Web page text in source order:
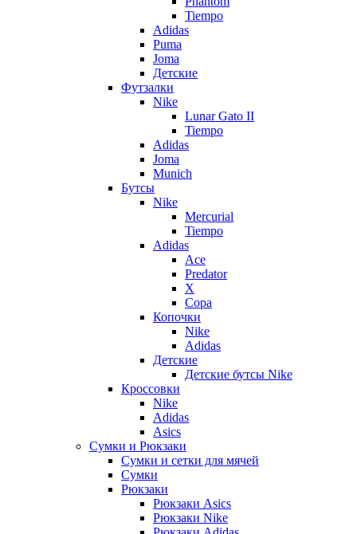
Tiempo
Adidas
Puma
Joma
Детские
Футзалки
Nike
Lunar Gato II
Tiempo
Adidas
Joma
Munich
Бутсы
Nike
Mercurial
Tiempo
Adidas
Ace
Predator
X
Copa
Копочки
Nike
Adidas
Детские
Детские бутсы Nike
Кроссовки
Nike
Adidas
Asics
Сумки и Рюкзаки
Сумки и сетки для мячей
Сумки
Рюкзаки
Рюкзаки Asics
Рюкзаки Nike